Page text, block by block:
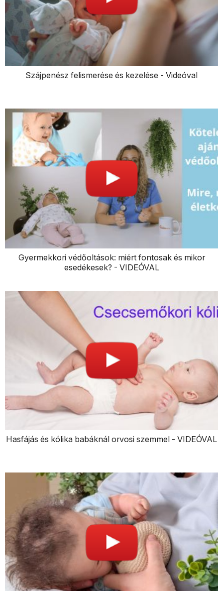
Szájpenész felismerése és kezelése - Videóval
Gyermekkori védőoltások: miért fontosak és mikor
esedékesek? - VIDEÓVAL
Hasfájás és kólika babáknál orvosi szemmel - VIDEÓVAL